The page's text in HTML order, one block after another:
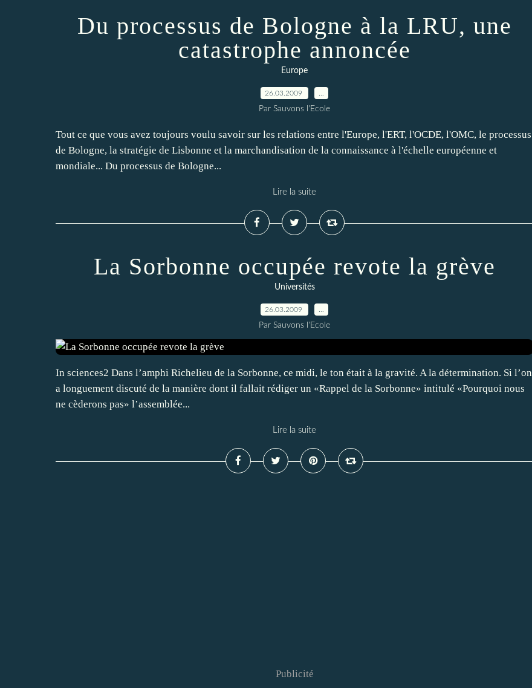
Du processus de Bologne à la LRU, une
catastrophe annoncée
Europe
26.03.2009
Par Sauvons l'Ecole
Tout ce que vous avez toujours voulu savoir sur les relations entre l'Europe, l'ERT, l'OCDE, l'OMC, le processus
de Bologne, la stratégie de Lisbonne et la marchandisation de la connaissance à l'échelle européenne et
mondiale... Du processus de Bologne...
Lire la suite
La Sorbonne occupée revote la grève
Universités
26.03.2009
Par Sauvons l'Ecole
In sciences2 Dans l’amphi Richelieu de la Sorbonne, ce midi, le ton était à la gravité. A la détermination. Si l’on
a longuement discuté de la manière dont il fallait rédiger un «Rappel de la Sorbonne» intitulé «Pourquoi nous
ne cèderons pas» l’assemblée...
Lire la suite
Publicité